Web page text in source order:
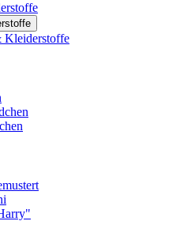
Kleiderstoffe